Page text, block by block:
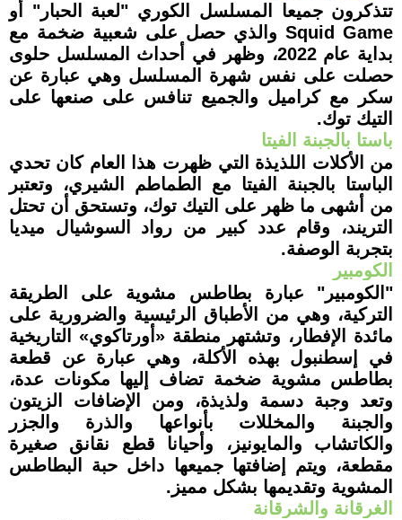
تتذكرون جميعا المسلسل الكوري "لعبة الحبار" أو
Squid Game والذي حصل على شعبية ضخمة مع
بداية عام 2022، وظهر في أحداث المسلسل حلوى
حصلت على نفس شهرة المسلسل وهي عبارة عن
سكر مع كراميل والجميع تنافس على صنعها على
التيك توك.
باستا بالجبنة الفيتا
من الأكلات اللذيذة التي ظهرت هذا العام كان تحدي
الباستا بالجبنة الفيتا مع الطماطم الشيري، وتعتبر
من أشهى ما ظهر على التيك توك، وتستحق أن تحتل
التريند، وقام عدد كبير من رواد السوشيال ميديا
بتجربة الوصفة.
الكومبير
"الكومبير" عبارة بطاطس مشوية على الطريقة
التركية، وهي من الأطباق الرئيسية والضرورية على
مائدة الإفطار، وتشتهر منطقة «أورتاكوي» التاريخية
في إسطنبول بهذه الأكلة، وهي عبارة عن قطعة
بطاطس مشوية ضخمة تضاف إليها مكونات عدة،
وتعد وجبة دسمة ولذيذة، ومن الإضافات الزيتون
والجبنة والمخللات بأنواعها والذرة والجزر
والكاتشاب والمايونيز، وأحيانا قطع نقانق صغيرة
مقطعة، ويتم إضافتها جميعها داخل حبة البطاطس
المشوية وتقديمها بشكل مميز.
الغرقانة والشرقانة